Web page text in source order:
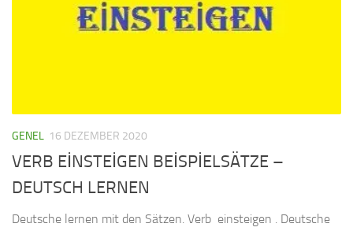
GENEL 16 DEZEMBER 2020
VERB EİNSTEİGEN BEİSPİELSÄTZE –
DEUTSCH LERNEN
Deutsche lernen mit den Sätzen. Verb einsteigen . Deutsche